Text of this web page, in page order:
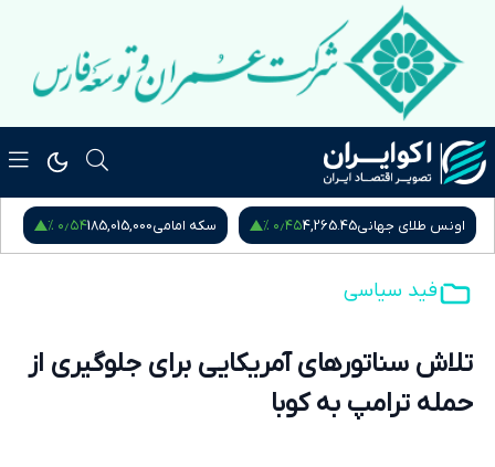
اونس طلای جهانی4,265.45۰٫۴۵ % سکه امامی185,015,000۰٫۵۴ %
فید سیاسی
تلاش سناتورهای آمریکایی برای جلوگیری از
حمله ترامپ به کوبا